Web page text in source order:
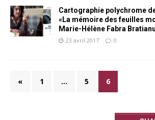
Cartographie polychrome
«La mémoire des feuilles
Marie-Hélène Fabra Bratianu
23 avril 2017 0
« 1 … 5 6